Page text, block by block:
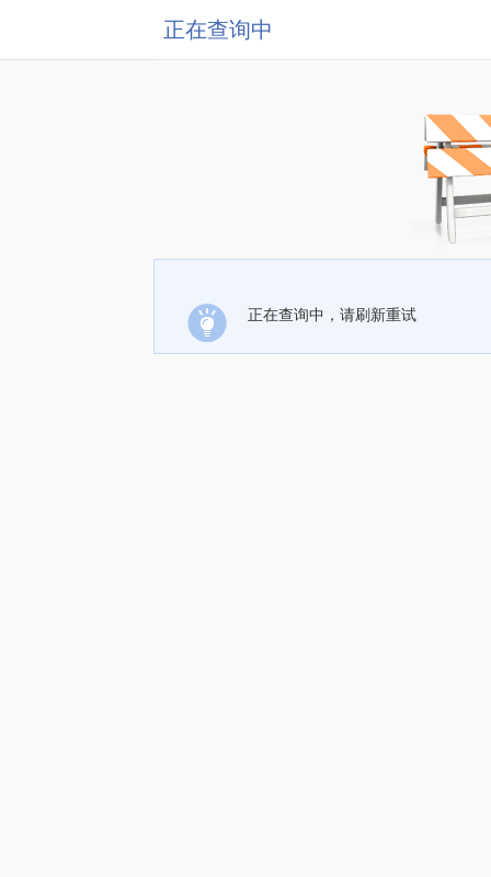
正在查询中
正在查询中，请刷新重试